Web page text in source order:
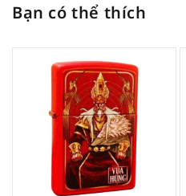
Bạn có thể thích